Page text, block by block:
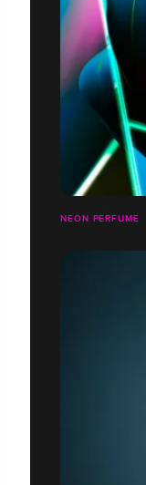
NEON PERFUME